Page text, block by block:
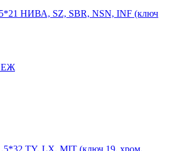
НИВА, SZ, SBR, NSN, INF (ключ